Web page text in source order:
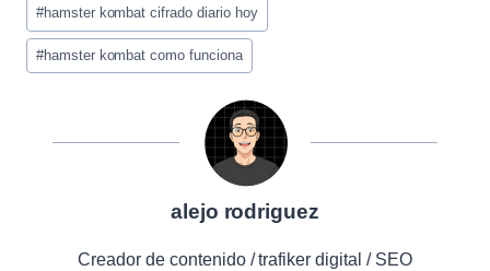
la
entrada:
#hamster kombat cifrado diario hoy
#hamster kombat como funciona
alejo rodriguez
Creador de contenido / trafiker digital / SEO